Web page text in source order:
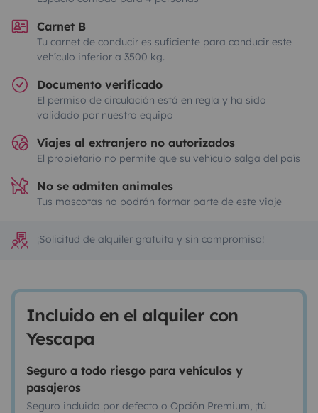
Carnet B
Tu carnet de conducir es suficiente para conducir este
vehículo inferior a 3500 kg.
Documento verificado
El permiso de circulación está en regla y ha sido
validado por nuestro equipo
Viajes al extranjero no autorizados
El propietario no permite que su vehículo salga del país
No se admiten animales
Tus mascotas no podrán formar parte de este viaje
¡Solicitud de alquiler gratuita y sin compromiso!
Incluido en el alquiler con
Yescapa
Seguro a todo riesgo para vehículos y
pasajeros
Seguro incluido por defecto o Opción Premium, ¡tú